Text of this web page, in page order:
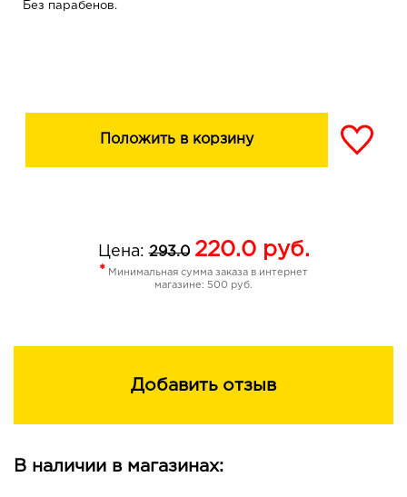
Без парабенов.
Положить в корзину
Цена:293.0 220.0руб.
* Минимальная сумма заказа в интернет
магазине: 500 руб.
Добавить отзыв
В наличии в магазинах: